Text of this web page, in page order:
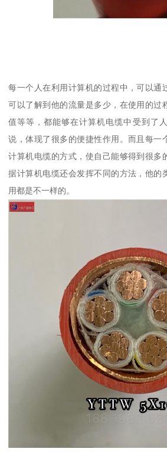
每一个人在利用计算机的过程中，可以通
可以了解到他的流量是多少，在使用的过
值等等，都能够在计算机电缆中受到了
说，体现了很多的便捷性作用。而且每一
计算机电缆的方式，使自己能够得到很多
据计算机电缆还会发挥不同的方法，他的
用都是不一样的。